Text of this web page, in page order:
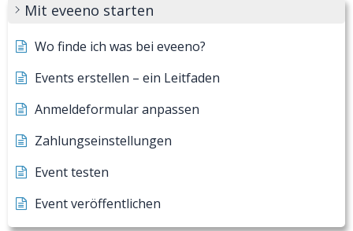
Mit eveeno starten
Wo finde ich was bei eveeno?
Events erstellen – ein Leitfaden
Anmeldeformular anpassen
Zahlungseinstellungen
Event testen
Event veröffentlichen